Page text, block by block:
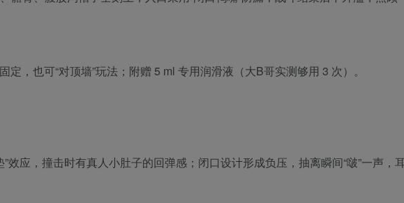
定，也可“对顶墙”玩法；附赠 5 ml 专用润滑液（大B哥实测够用 3 次）。
效应，撞击时有真人小肚子的回弹感；闭口设计形成负压，抽离瞬间“啵”一声，